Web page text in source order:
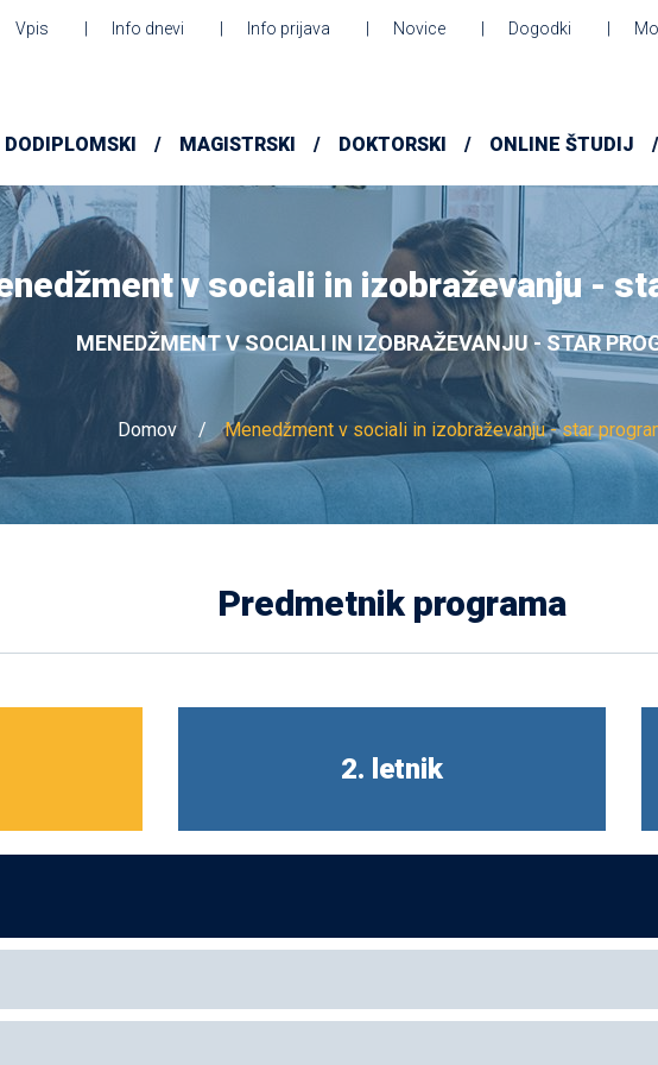
Vpis Info dnevi Info prijava Novice Dogodki
DODIPLOMSKI MAGISTRSKI DOKTORSKI ONLINE ŠTUDIJ
v sociali in izobraževanju -
MENEDŽMENT V SOCIALI IN IZOBRAŽEVANJU - STAR
Domov Menedžment v sociali in izobraževanju - star
Predmetnik programa
2. letnik